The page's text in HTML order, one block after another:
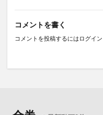
コメントを書く
コメントを投稿するには ログイン